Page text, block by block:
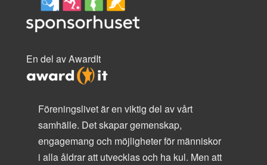
En del av AwardIt
Föreningslivet är en viktig del av vårt
samhälle. Det skapar gemenskap,
engagemang och möjligheter för människor
i alla åldrar att utvecklas och ha kul. Men att